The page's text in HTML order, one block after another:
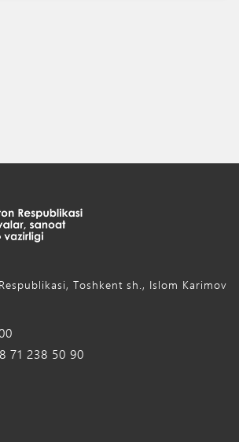
Toshkent sh., Islom Karimov
71 238 50 90